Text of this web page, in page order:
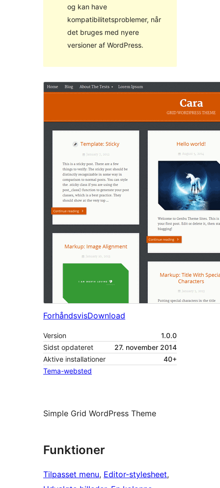
og kan have
kompatibilitetsproblemer, når
det bruges med nyere
versioner af WordPress.
ForhåndsvisDownload
Version
1.0.0
Sidst opdateret
27. november 2014
Aktive installationer
40+
Tema-websted
Simple Grid WordPress Theme
Funktioner
Tilpasset menu, Editor-stylesheet